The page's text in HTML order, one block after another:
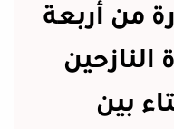
من أربعة
بين